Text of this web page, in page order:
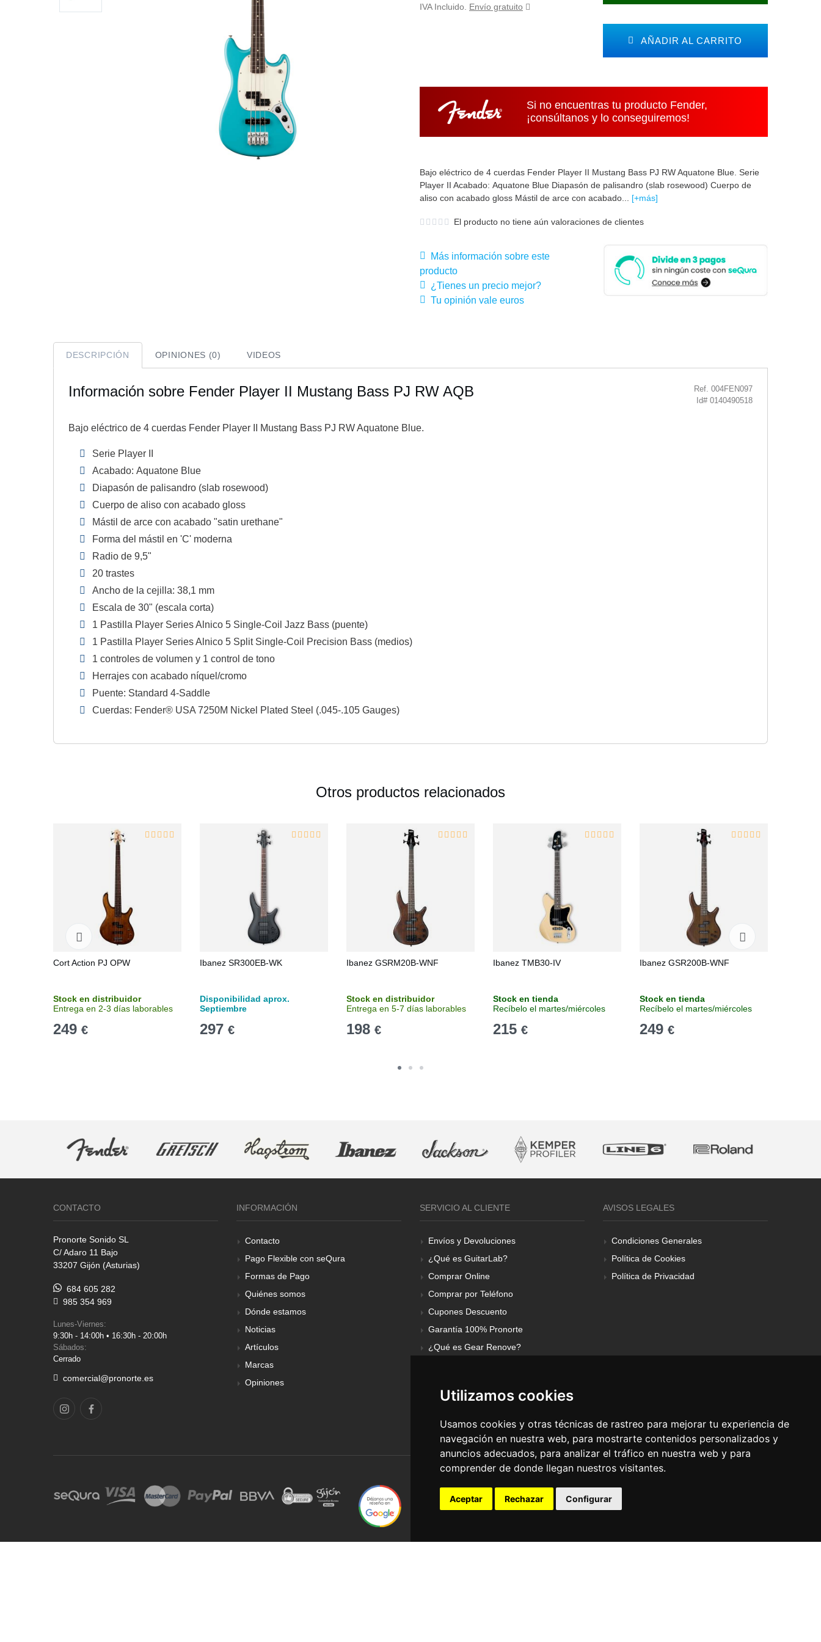
Utilizamos cookies
Usamos cookies y otras técnicas de rastreo para mejorar tu experiencia de
navegación en nuestra web, para mostrarte contenidos personalizados y
anuncios adecuados, para analizar el tráfico en nuestra web y para
comprender de donde llegan nuestros visitantes.
Aceptar Rechazar Configurar
IVA Incluido. Envío gratuito
AÑADIR AL CARRITO
Si no encuentras tu producto Fender,
¡consúltanos y lo conseguiremos!
Bajo eléctrico de 4 cuerdas Fender Player II Mustang Bass PJ RW Aquatone Blue. Serie
Player II Acabado: Aquatone Blue Diapasón de palisandro (slab rosewood) Cuerpo de
aliso con acabado gloss Mástil de arce con acabado... [+más]
El producto no tiene aún valoraciones de clientes
Más información sobre este
producto
¿Tienes un precio mejor?
Tu opinión vale euros
DESCRIPCIÓN OPINIONES (0) VIDEOS
Información sobre Fender Player II Mustang Bass PJ RW AQB
Ref. 004FEN097
Id# 0140490518
Bajo eléctrico de 4 cuerdas Fender Player II Mustang Bass PJ RW Aquatone Blue.
Serie Player II
Acabado: Aquatone Blue
Diapasón de palisandro (slab rosewood)
Cuerpo de aliso con acabado gloss
Mástil de arce con acabado "satin urethane"
Forma del mástil en 'C' moderna
Radio de 9,5"
20 trastes
Ancho de la cejilla: 38,1 mm
Escala de 30" (escala corta)
1 Pastilla Player Series Alnico 5 Single-Coil Jazz Bass (puente)
1 Pastilla Player Series Alnico 5 Split Single-Coil Precision Bass (medios)
1 controles de volumen y 1 control de tono
Herrajes con acabado níquel/cromo
Puente: Standard 4-Saddle
Cuerdas: Fender® USA 7250M Nickel Plated Steel (.045-.105 Gauges)
Otros productos relacionados
Cort Action PJ OPW
Stock en distribuidor
Entrega en 2-3 días laborables
249 €
Ibanez SR300EB-WK
Disponibilidad aprox.
Septiembre
297 €
Ibanez GSRM20B-WNF
Stock en distribuidor
Entrega en 5-7 días laborables
198 €
Ibanez TMB30-IV
Stock en tienda
Recíbelo el martes/miércoles
215 €
Ibanez GSR200B-WNF
Stock en tienda
Recíbelo el martes/miércoles
249 €
CONTACTO
Pronorte Sonido SL
C/ Adaro 11 Bajo
33207 Gijón (Asturias)
684 605 282
985 354 969
Lunes-Viernes:
9:30h - 14:00h • 16:30h - 20:00h
Sábados:
Cerrado
comercial@pronorte.es
INFORMACIÓN
Contacto
Pago Flexible con seQura
Formas de Pago
Quiénes somos
Dónde estamos
Noticias
Artículos
Marcas
Opiniones
SERVICIO AL CLIENTE
Envíos y Devoluciones
¿Qué es GuitarLab?
Comprar Online
Comprar por Teléfono
Cupones Descuento
Garantía 100% Pronorte
¿Qué es Gear Renove?
AVISOS LEGALES
Condiciones Generales
Política de Cookies
Política de Privacidad
© Pronorte Sonido SL. Todos los derechos reservados.